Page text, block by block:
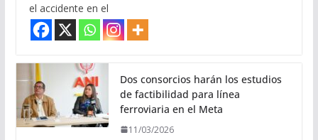
el accidente en el
Dos consorcios harán los estudios
de factibilidad para línea
ferroviaria en el Meta
11/03/2026